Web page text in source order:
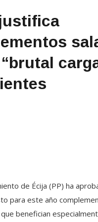
de Écija (PP) ha
para este año
benefician